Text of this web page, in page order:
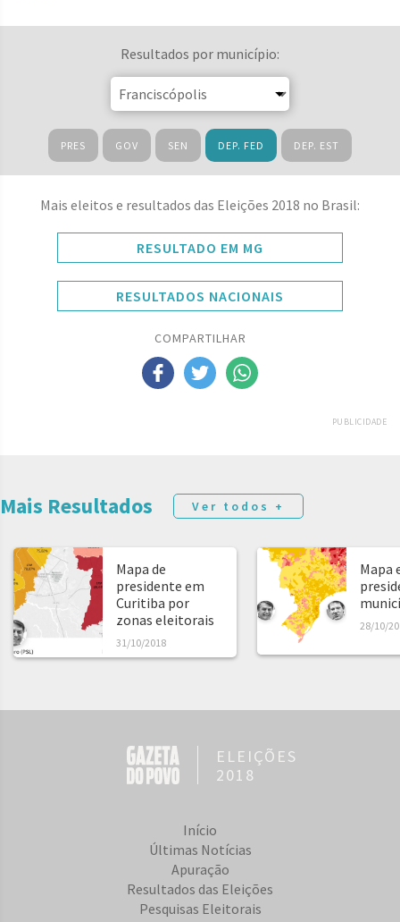
Resultados por município:
PRES GOV SEN DEP. FED DEP. EST
Mais eleitos e resultados das Eleições 2018 no Brasil:
RESULTADO EM MG
RESULTADOS NACIONAIS
COMPARTILHAR
PUBLICIDADE
Mais Resultados Ver todos +
Mapa de
presidente em
Curitiba por
zonas eleitorais
31/10/2018
Mapa
28/10/
ELEIÇÕES
2018
Início
Últimas Notícias
Apuração
Resultados das Eleições
Pesquisas Eleitorais